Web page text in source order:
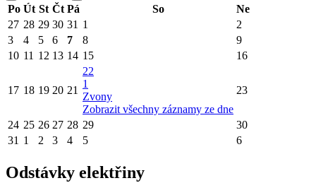
Po Út St Čt Pá So
Ne
27 28 29 30 31 1
2
3
4 5 6 7 8
9
10 11 12 13 14 15 16
17 18 19 20 21
22
1
Zvony
Zobrazit všechny záznamy ze dne
23
24 25 26 27 28 29
30
31 1 2 3 4 5 6
Odstávky elektřiny